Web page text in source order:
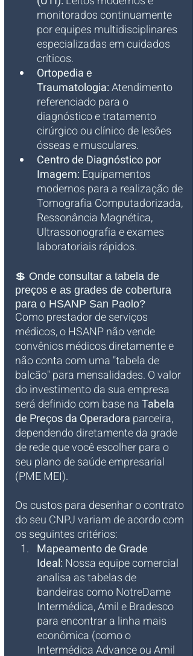
monitorados continuamente
por equipes multidisciplinares
especializadas em cuidados
críticos.
Ortopedia e
Traumatologia: Atendimento
referenciado para o
diagnóstico e tratamento
cirúrgico ou clínico de lesões
ósseas e musculares.
Centro de Diagnóstico por
Imagem: Equipamentos
modernos para a realização de
Tomografia Computadorizada,
Ressonância Magnética,
Ultrassonografia e exames
laboratoriais rápidos.
💲 Onde consultar a tabela de
preços e as grades de cobertura
para o HSANP San Paolo?
Como prestador de serviços
médicos, o HSANP não vende
convênios médicos diretamente e
não conta com uma "tabela de
balcão" para mensalidades. O valor
do investimento da sua empresa
será definido com base na Tabela
de Preços da Operadora parceira,
dependendo diretamente da grade
de rede que você escolher para o
seu plano de saúde empresarial
(PME MEI).
Os custos para desenhar o contrato
do seu CNPJ variam de acordo com
os seguintes critérios:
Mapeamento de Grade
Ideal: Nossa equipe comercial
analisa as tabelas de
bandeiras como NotreDame
Intermédica, Amil e Bradesco
para encontrar a linha mais
econômica (como o
Intermédica Advance ou Amil